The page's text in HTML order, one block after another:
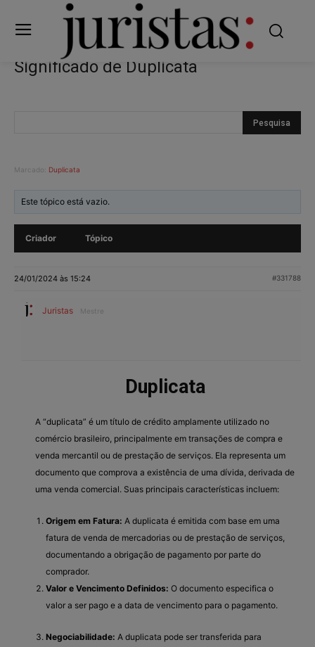
Significado de Duplicata
Marcado: Duplicata
Este tópico está vazio.
Criador Tópico
24/01/2024 às 15:24 #331788
Juristas Mestre
Duplicata
A “duplicata” é um título de crédito amplamente utilizado no
comércio brasileiro, principalmente em transações de compra e
venda mercantil ou de prestação de serviços. Ela representa um
documento que comprova a existência de uma dívida, derivada de
uma venda comercial. Suas principais características incluem:
Origem em Fatura: A duplicata é emitida com base em uma
fatura de venda de mercadorias ou de prestação de serviços,
documentando a obrigação de pagamento por parte do
comprador.
Valor e Vencimento Definidos: O documento especifica o
valor a ser pago e a data de vencimento para o pagamento.
Negociabilidade: A duplicata pode ser transferida para